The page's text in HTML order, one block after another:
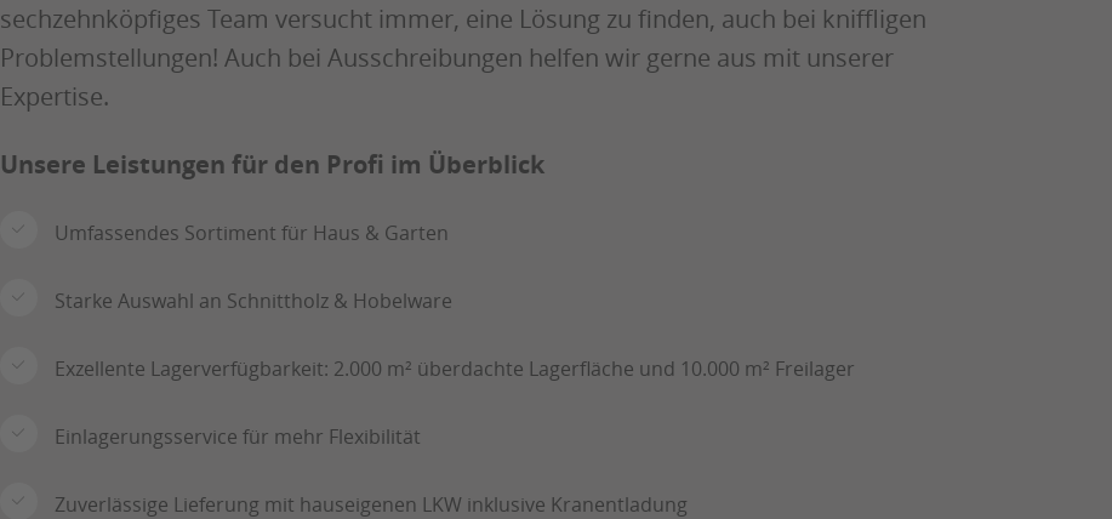
sechzehnköpfiges Team versucht immer, eine Lösung zu finden, auch bei kniffligen
Problemstellungen! Auch bei Ausschreibungen helfen wir gerne aus mit unserer
Expertise.
Unsere Leistungen für den Profi im Überblick
Umfassendes Sortiment für Haus & Garten
Starke Auswahl an Schnittholz & Hobelware
Exzellente Lagerverfügbarkeit: 2.000 m² überdachte Lagerfläche und 10.000 m² Freilager
Einlagerungsservice für mehr Flexibilität
Zuverlässige Lieferung mit hauseigenen LKW inklusive Kranentladung